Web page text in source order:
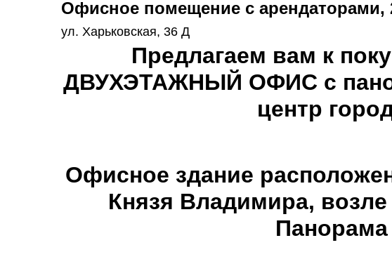
Офисное помещение с арендаторами,
ул. Харьковская, 36 Д
Предлагаем вам к
ДВУХЭТАЖНЫЙ ОФИС с
центр
Офисное здание
Князя Владимира, возле
Панорама